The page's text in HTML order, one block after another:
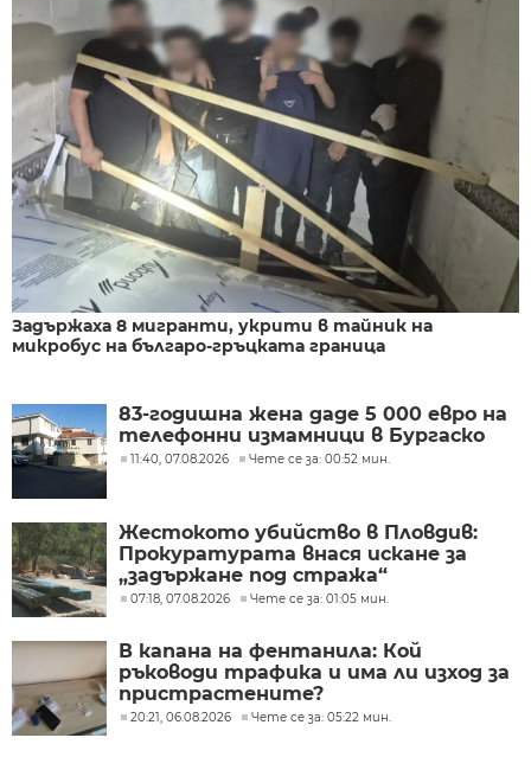
Задържаха 8 мигранти, укрити в тайник на
микробус на българо-гръцката граница
83-годишна жена даде 5 000 евро на
телефонни измамници в Бургаско
11:40, 07.08.2026 Чете се за: 00:52 мин.
Жестокото убийство в Пловдив:
Прокуратурата внася искане за
„задържане под стража“
07:18, 07.08.2026 Чете се за: 01:05 мин.
В капана на фентанила: Кой
ръководи трафика и има ли изход за
пристрастените?
20:21, 06.08.2026 Чете се за: 05:22 мин.